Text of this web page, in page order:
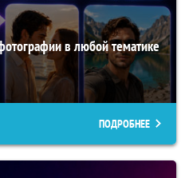
в любой тематике
ПОДРОБНЕЕ